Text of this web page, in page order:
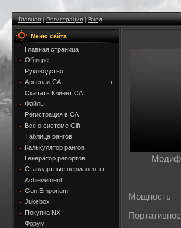
Главная|Регистрация|Вход
Меню сайта
Главная страница
Об игре
Руководство
Арсенал CA
Скачать Клиент CA
Файлы
Регистрация в CA
Все о системе Gift
Таблица рангов
Калькулятор рангов
Генератор репортов
Стандартные перманенты
Achievement
Gun Emporium
Jukebox
Покупка NX
Форум